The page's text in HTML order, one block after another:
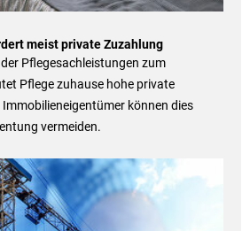
meist private Zuzahlung
Pflegesachleistungen zum
Pflege zuhause hohe private
können dies
vermeiden.